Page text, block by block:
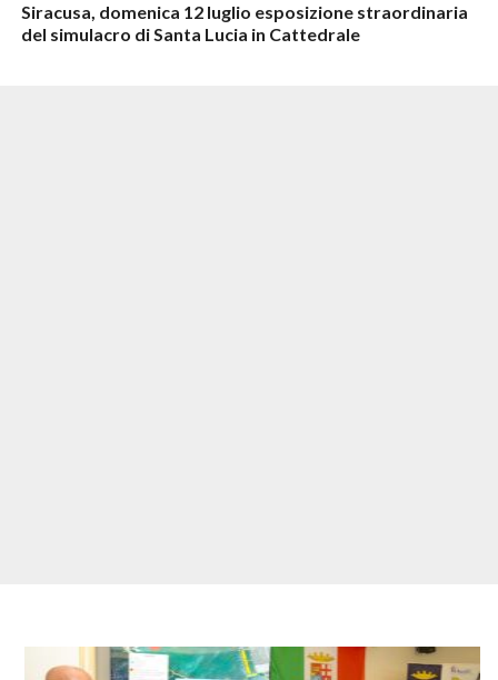
Siracusa, domenica 12 luglio esposizione straordinaria
del simulacro di Santa Lucia in Cattedrale